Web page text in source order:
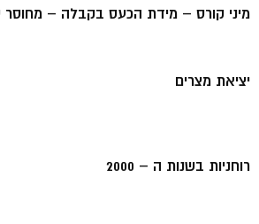
מיני קורס – מידת הכעס בקבלה –
יציאת מצרים
רוחניות בשנות ה – 2000